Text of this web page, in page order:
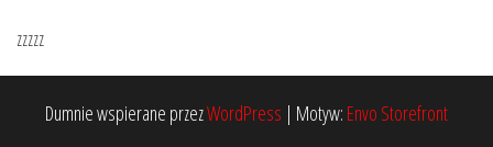
zzzzz
Dumnie wspierane przezWordPress | Motyw: Envo Storefront